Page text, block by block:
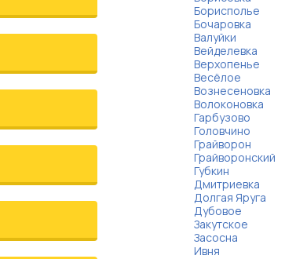
Борисполье
Бочаровка
Валуйки
Вейделевка
Верхопенье
Весёлое
Вознесеновка
Волоконовка
Гарбузово
Головчино
Грайворон
Грайворонский
Губкин
Дмитриевка
Долгая Яруга
Дубовое
Закутское
Засосна
Ивня